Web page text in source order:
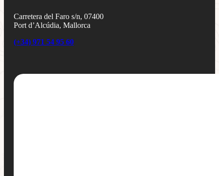
Carretera del Faro s/n, 07400
Port d’Alcúdia, Mallorca
(+34) 971 54 95 60